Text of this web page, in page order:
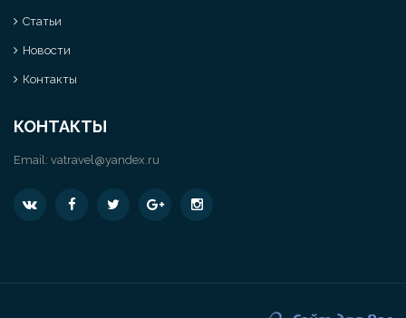
Статьи
Новости
Контакты
КОНТАКТЫ
Email: vatravel@yandex.ru